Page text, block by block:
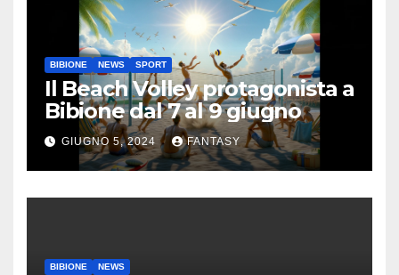
BIBIONE NEWS SPORT
Il Beach Volley protagonista a
Bibione dal 7 al 9 giugno
GIUGNO 5, 2024 FANTASY
BIBIONE NEWS